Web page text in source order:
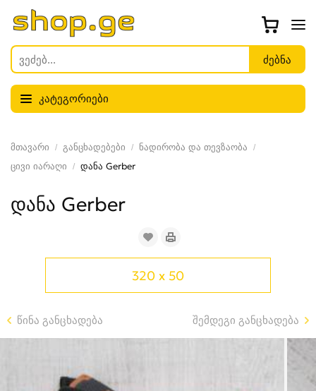
კატეგორიები
მთავარი განცხადებები
ნადირობა და თევზაობა
ცივი იარაღი
დანა Gerber
დანა Gerber
320 x 50
წინა განცხადება შემდეგი განცხადება